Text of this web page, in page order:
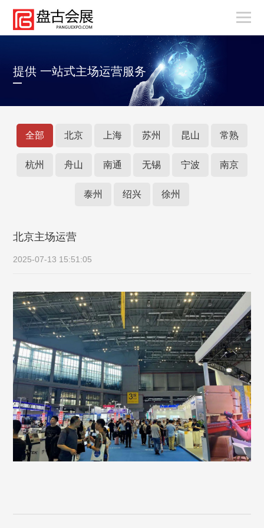
提供 一站式主场运营服务
全部 北京 上海 苏州 昆山 常熟
杭州 舟山 南通 无锡 宁波 南京
泰州 绍兴 徐州
北京主场运营
2025-07-13 15:51:05